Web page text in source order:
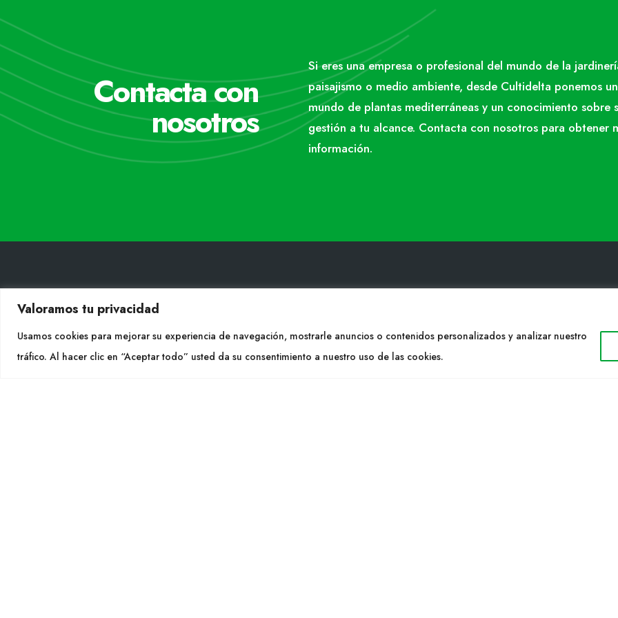
Valoramos tu privacidad
Usamos cookies para mejorar su experiencia de navegación, mostrarle anuncios o contenidos personalizados y analizar nuestro
tráfico. Al hacer clic en “Aceptar todo” usted da su consentimiento a nuestro uso de las cookies.
Contacta con
nosotros
Si eres una empresa o profesional del mundo de la
paisajismo o medio ambiente, desde Cultidelta ponemos un
mundo de plantas mediterráneas y un conocimiento sobre
gestión a tu alcance. Contacta con nosotros para obtener
información.
Tel. +34 977053013
info@cultidelta.com
Cultidelta